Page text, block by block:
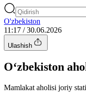
O'zbekiston
11:17 / 30.06.2026
Ulashish
O‘zbekiston
Mamlakat aholisi joriy